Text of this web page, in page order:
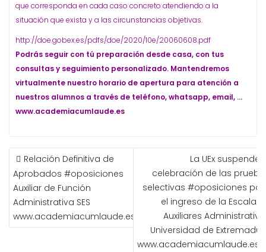
que corresponda en cada caso concreto atendiendo a la
situación que exista y a las circunstancias objetivas.
http://doe.gobex.es/pdfs/doe/2020/10e/20060608.pdf
Podrás seguir con tú preparación desde casa, con tus
consultas y seguimiento personalizado. Mantendremos
virtualmente nuestro horario de apertura para atención a
nuestros alumnos a través de teléfono, whatsapp, email, …
www.academiacumlaude.es
NAVEGACIÓN
DE
ENTRADAS
Relación Definitiva de
Aprobados #oposiciones
Auxiliar de Función
Administrativa SES
www.academiacumlaude.es
La UEx suspende
celebración de las
selectivas #oposiciones
el ingreso de la Escala
Auxiliares
Universidad de
www.academiacumlaude.es